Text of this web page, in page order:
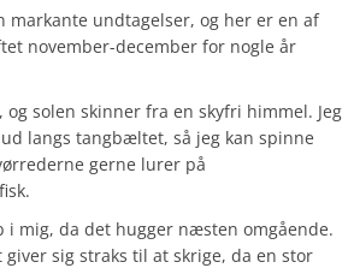
markante undtagelser, og her er en af
november-december for nogle år
solen skinner fra en skyfri himmel. Jeg
langs tangbæltet, så jeg kan spinne
gerne lurer på
i mig, da det hugger næsten omgående.
sig straks til at skrige, da en stor